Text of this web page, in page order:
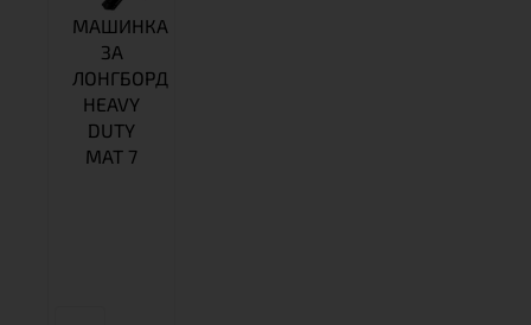
МАШИНКА
ЗА
ЛОНГБОРД
HEAVY
DUTY
MAT 7